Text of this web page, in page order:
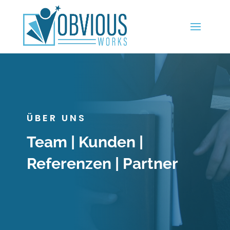
ÜBER UNS
Team | Kunden |
Referenzen | Partner